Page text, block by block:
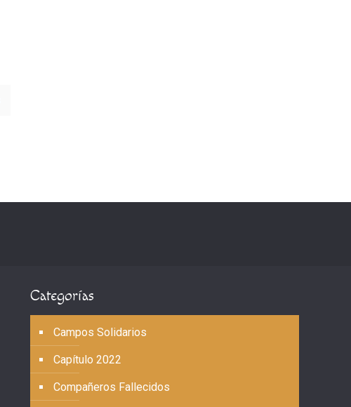
Categorías
Campos Solidarios
Capítulo 2022
Compañeros Fallecidos